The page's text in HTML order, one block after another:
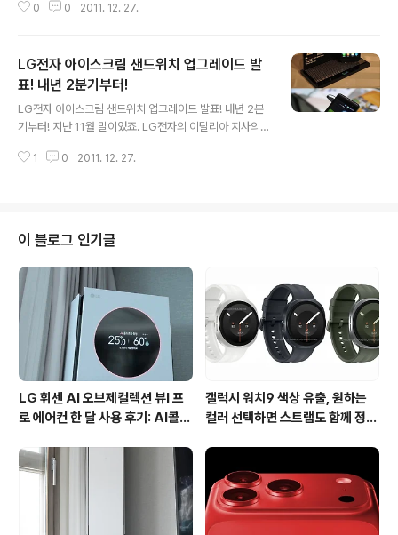
을 발표했습니다. 그리고 오늘 LG전자가 자사 페이스북을
터 갤럭시S2, 갤럭시S2 LTE, 갤럭시S2 HD, 갤럭시노트,
갤럭시탭10.1, 갤럭시탭8.9에 대해 업그레이드를 진행하
고 2분기부터 업그레이드 지원모델은 추후 재공지한다고
합니다. LG전자는 2012년 2분기부터 옵티머스LTE, 프
라다3.0 옵티머스2X, 옵티머스 솔, 마이터치Q, 이클립스
등을 시작으로 3분기에 옵티머스3D, 옵티머스블랙, 옵티
0 0 2011. 12. 27.
LG전자 아이스크림 샌드위치 업그레이드 발
표! 내년 2분기부터!
LG전자 아이스크림 샌드위치 업그레이드 발표! 내년 2분
기부터! 지난 11월 말이었죠. LG전자의 이탈리아 지사의
치 업그레이드 진행 모델이 일부 공개되었는데요. 당시 업
발표된데 이어 오늘 LG전자의 업그레이드 스케쥴이 공개
되었습니다. 업그레이드 진행 스케쥴은 LG전자의 페이스
북을 통해 공지되었고, 링크는 아래 참고하시면 될것 같네
요. 링크 : https://www.facebook.com/notes/lg-m
obile/ice-cream-sandwich-ics-os-upgrade-sc
hed..
1 0 2011. 12. 27.
이 블로그 인기글
LG 휘센 AI 오브제컬렉션 뷰I 프
로 에어컨 한 달 사용 후기: AI콜드
갤럭시 워치9 색상 유출, 원하는
컬러 선택하면 스트랩도 함께 정해